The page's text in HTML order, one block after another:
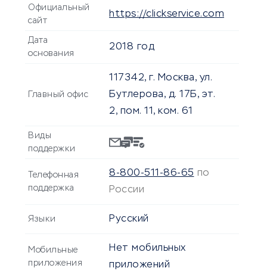
Официальный
сайт
https://clickservice.com
Дата
основания
2018 год
Главный офис
117342, г. Москва, ул.
Бутлерова, д. 17Б, эт.
2, пом. 11, ком. 61
Виды
поддержки
Телефонная
поддержка
8-800-511-86-65 по
России
Языки Русский
Мобильные
приложения
Нет мобильных
приложений